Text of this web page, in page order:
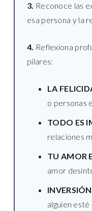
3. Reconoce las
esa persona y la
4. Reflexiona
pilares:
LA
o personas
TODO ES
relaciones
TU AMOR
amor
alguien